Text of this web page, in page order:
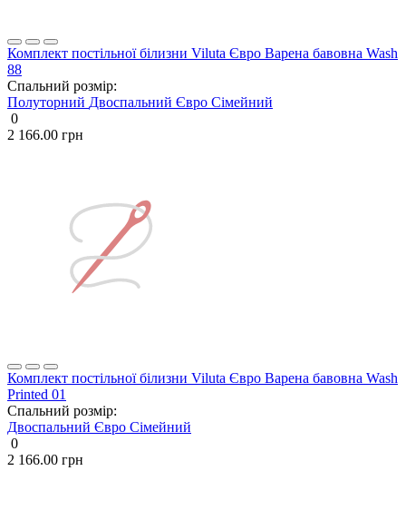
Комплект постільної білизни Viluta Євро Варена бавовна Wash
88
Спальний розмір:
Полуторний Двоспальний Євро Сімейний
0
2 166.00 грн
Комплект постільної білизни Viluta Євро Варена бавовна Wash
Printed 01
Спальний розмір:
Двоспальний Євро Сімейний
0
2 166.00 грн